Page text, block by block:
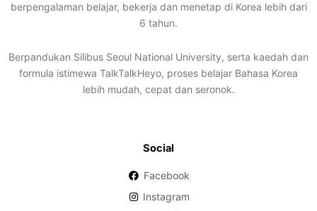
berpengalaman belajar, bekerja dan menetap di Korea lebih dari
6 tahun.
Berpandukan Silibus Seoul National University, serta kaedah dan
formula istimewa TalkTalkHeyo, proses belajar Bahasa Korea
lebih mudah, cepat dan seronok.
Social
Facebook
Instagram